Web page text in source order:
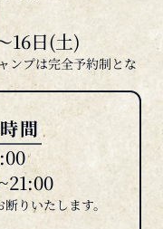
16日(土)
プは完全予約制とな
間
りいたします。